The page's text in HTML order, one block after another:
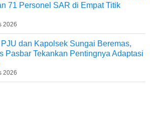
71 Personel SAR di Empat Titik
2026
dan Kapolsek Sungai Beremas,
Pasbar Tekankan Pentingnya Adaptasi
2026